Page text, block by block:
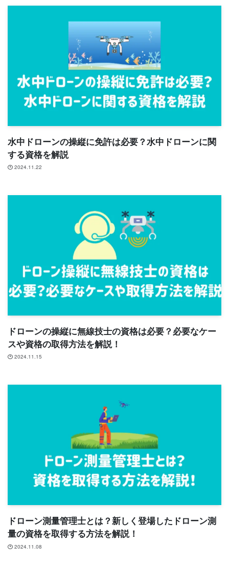
水中ドローンの操縦に免許は必要？水中ドローンに関
する資格を解説
2024.11.22
ドローンの操縦に無線技士の資格は必要？必要なケー
スや資格の取得方法を解説！
2024.11.15
ドローン測量管理士とは？新しく登場したドローン測
量の資格を取得する方法を解説！
2024.11.08